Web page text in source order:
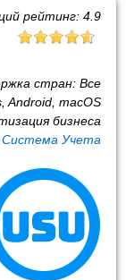
рейтинг: 4.9
стран: Все
Android, macOS
бизнеса
Система Учета